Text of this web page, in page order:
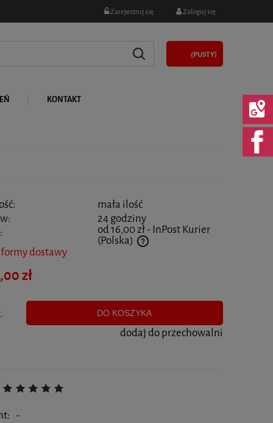
Zarejestruj się Zaloguj się
(PUSTY)
KONTAKT
mała ilość
24 godziny
od 16,00 zł- InPost Kurier
(Polska)
zawiera ewentualnych kosztów płatności
dostawy
zł
DO KOSZYKA
dodaj do przechowalni
-